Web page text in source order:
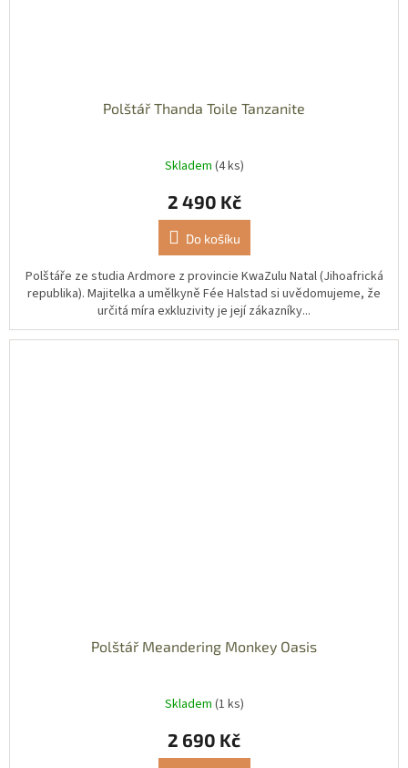
Polštář Thanda Toile Tanzanite
Skladem (4 ks)
2 490 Kč
Do košíku
Polštáře ze studia Ardmore z provincie KwaZulu Natal (Jihoafrická
republika). Majitelka a umělkyně Fée Halstad si uvědomujeme, že
určitá míra exkluzivity je její zákazníky...
Polštář Meandering Monkey Oasis
Skladem (1 ks)
2 690 Kč